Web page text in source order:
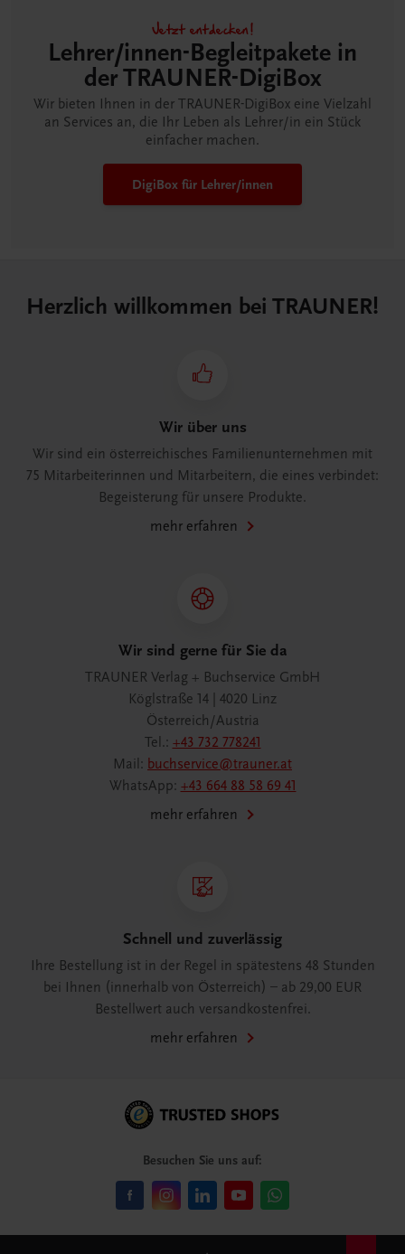
Jetzt entdecken!
Lehrer/innen-Begleitpakete in
der TRAUNER-DigiBox
Wir bieten Ihnen in der TRAUNER-DigiBox eine Vielzahl
an Services an, die Ihr Leben als Lehrer/in ein Stück
einfacher machen.
DigiBox für Lehrer/innen
Herzlich willkommen bei TRAUNER!
Wir über uns
Wir sind ein österreichisches Familienunternehmen mit
75 Mitarbeiterinnen und Mitarbeitern, die eines verbindet:
Begeisterung für unsere Produkte.
mehr erfahren
Wir sind gerne für Sie da
TRAUNER Verlag + Buchservice GmbH
Köglstraße 14 | 4020 Linz
Österreich/Austria
Tel.: +43 732 778241
Mail: buchservice@trauner.at
WhatsApp: +43 664 88 58 69 41
mehr erfahren
Schnell und zuverlässig
Ihre Bestellung ist in der Regel in spätestens 48 Stunden
bei Ihnen (innerhalb von Österreich) – ab 29,00 EUR
Bestellwert auch versandkostenfrei.
mehr erfahren
Besuchen Sie uns auf: